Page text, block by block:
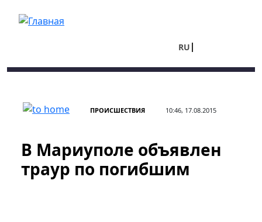
RU
ПРОИСШЕСТВИЯ 10:46, 17.08.2015
В Мариуполе объявлен
траур по погибшим